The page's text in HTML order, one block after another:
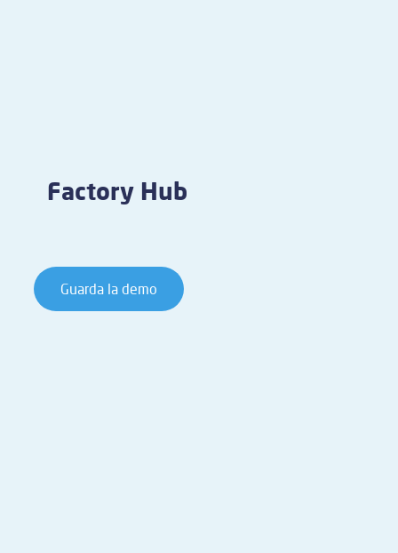
Factory Hub
Guarda la demo